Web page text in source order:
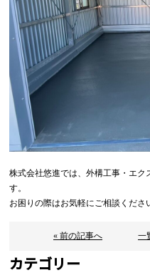
株式会社悠進では、外構工事・エク
す。
お困りの際はお気軽にご相談くださ
« 前の記事へ 一
カテゴリー